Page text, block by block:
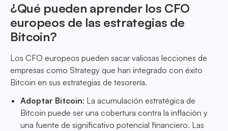
¿Qué pueden aprender los CFO
europeos de las estrategias de
Bitcoin?
Los CFO europeos pueden sacar valiosas lecciones de
empresas como Strategy que han integrado con éxito
Bitcoin en sus estrategias de tesorería.
Adoptar Bitcoin: La acumulación estratégica de
Bitcoin puede ser una cobertura contra la inflación y
una fuente de significativo potencial financiero. Las